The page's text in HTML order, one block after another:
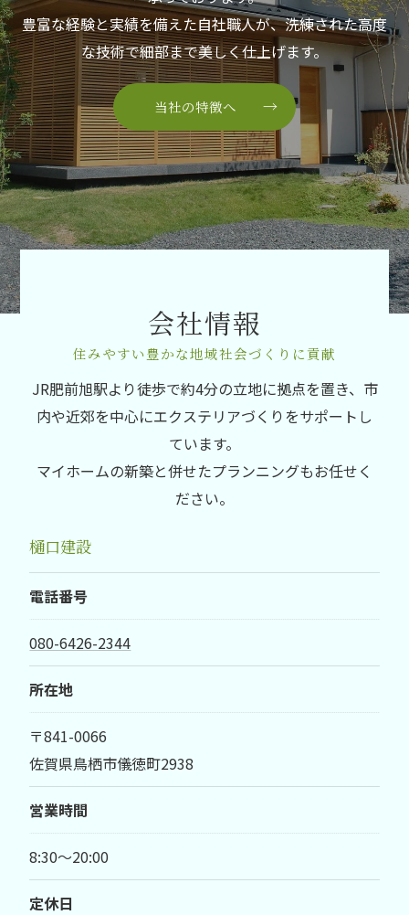
豊富な経験と実績を備えた自社職人が、洗練された高度
な技術で細部まで美しく仕上げます。
当社の特徴へ
住みやすい豊かな地域社会づくりに貢献
会社情報
JR肥前旭駅より徒歩で約4分の立地に拠点を置き、市
内や近郊を中心にエクステリアづくりをサポートし
ています。
マイホームの新築と併せたプランニングもお任せく
ださい。
樋口建設
電話番号
080-6426-2344
所在地
〒841-0066
佐賀県鳥栖市儀徳町2938
営業時間
8:30～20:00
定休日